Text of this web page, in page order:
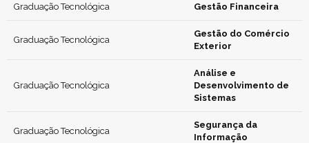
Graduação Tecnológica Gestão Financeira
Graduação Tecnológica
Gestão do Comércio
Exterior
Graduação Tecnológica
Análise e
Desenvolvimento de
Sistemas
Graduação Tecnológica
Segurança da
Informação